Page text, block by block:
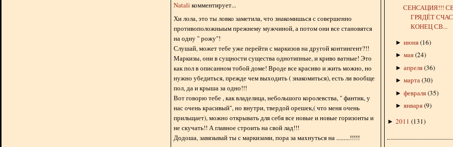
Natali комментирует...
Хи лола, это ты ловко заметила, что знакомишься с совершенно
противоположныым прежнему мужчиной, а потом они все становятся
на одну " рожу"!
Слушай, может тебе уже перейти с маркизов на другой контингент?!!
Маркизы, они в сущности существа однотипные, и криво ватные! Это
как пол в описанном тобой доме! Вроде все красиво и жить можно, но
нужно убедиться, прежде чем выходить ( знакомиться), есть ли вообще
пол, да и крыша за одно!!!
Вот говорю тебе , как владелица, небольшого королевства, " фантик, у
нас очень красивый", но внутри, твердой орешек,( что меня очень
прильщает), можно открывать для себя все новые и новые горизонты и
не скучать!! А главное строить на свой лад!!!
Додоша, завязывай ты с маркизами, пора за махнуться на .........!!!!!
СЕНСАЦИЯ!!!
ГРЯДЁТ
КОНЕЦ СВ...
► июня(16)
► мая(24)
► апреля(36)
► марта(30)
► февраля(35)
► января(9)
► 2011 (131)